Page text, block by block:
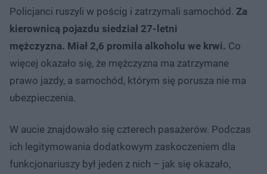
Policjanci ruszyli w pościg i zatrzymali samochód. Za
kierownicą pojazdu siedział 27-letni
mężczyzna. Miał 2,6 promila alkoholu we krwi. Co
więcej okazało się, że mężczyzna ma zatrzymane
prawo jazdy, a samochód, którym się porusza nie ma
ubezpieczenia.
W aucie znajdowało się czterech pasażerów. Podczas
ich legitymowania dodatkowym zaskoczeniem dla
funkcjonariuszy był jeden z nich – jak się okazało,